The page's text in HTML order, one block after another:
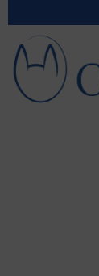
contenu